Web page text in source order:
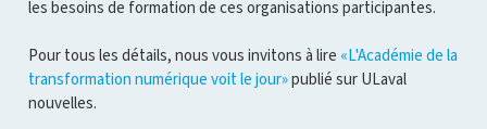
les besoins de formation de ces organisations participantes.
Pour tous les détails, nous vous invitons à lire «L'Académie de la
transformation numérique voit le jour»publié sur ULaval
nouvelles.